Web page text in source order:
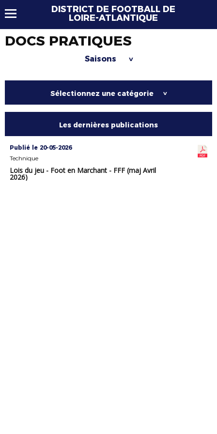
DISTRICT DE FOOTBALL DE
LOIRE-ATLANTIQUE
DOCS PRATIQUES
Saisons >
Sélectionnez une catégorie >
Les dernières publications
Publié le 20-05-2026
Technique
Lois du jeu - Foot en Marchant - FFF (maj Avril
2026)